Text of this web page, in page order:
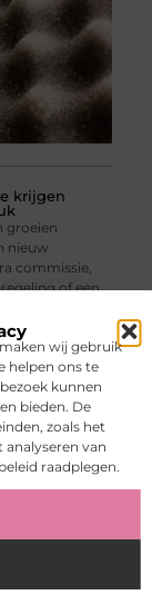
wij gebruik
helpen ons te
kunnen
bieden. De
zoals het
van
raadplegen.
krijgen
groeien
nieuw
commissie,
of een
het vaak tot
van Excel-